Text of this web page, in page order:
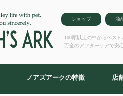
ショップ 商
100頭以上の中からベス
万全のアフターケアで安
ノアズアークの特徴 店